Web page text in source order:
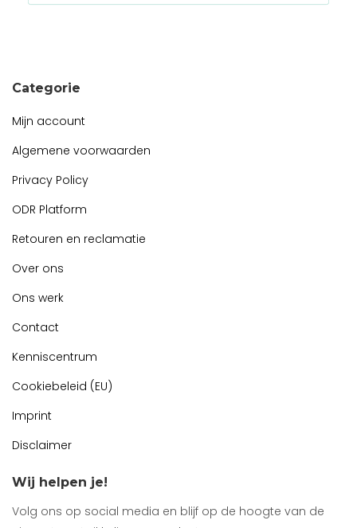
Categorie
Mijn account
Algemene voorwaarden
Privacy Policy
ODR Platform
Retouren en reclamatie
Over ons
Ons werk
Contact
Kenniscentrum
Cookiebeleid (EU)
Imprint
Disclaimer
Wij helpen je!
Volg ons op social media en blijf op de hoogte van de